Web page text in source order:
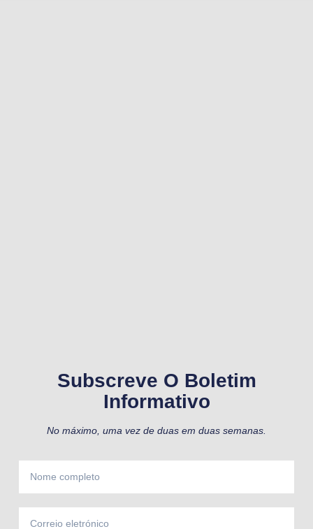
Subscreve O Boletim
Informativo
No máximo, uma vez de duas em duas semanas.